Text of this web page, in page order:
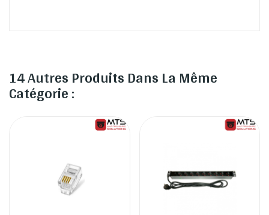
14 Autres Produits Dans La Même
Catégorie :